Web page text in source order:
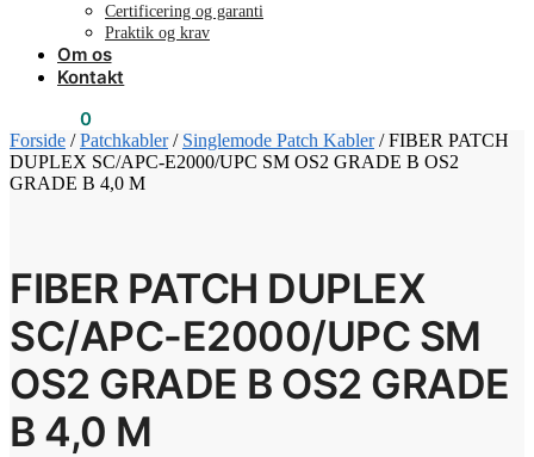
Certificering og garanti
Praktik og krav
Om os
Kontakt
0
Forside /Patchkabler/ Singlemode Patch Kabler/FIBER PATCH
DUPLEX SC/APC-E2000/UPC SM OS2 GRADE B OS2
GRADE B 4,0 M
FIBER PATCH DUPLEX
SC/APC-E2000/UPC SM
OS2 GRADE B OS2 GRADE
B 4,0 M